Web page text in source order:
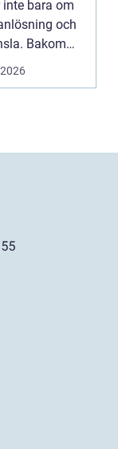
bara om
och
Bakom
och tak...